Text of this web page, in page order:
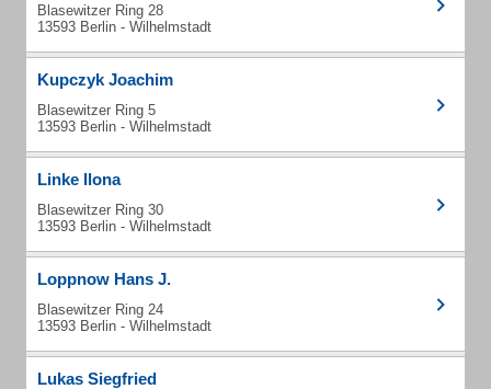
Blasewitzer Ring 28
13593 Berlin - Wilhelmstadt
Kupczyk Joachim
Blasewitzer Ring 5
13593 Berlin - Wilhelmstadt
Linke Ilona
Blasewitzer Ring 30
13593 Berlin - Wilhelmstadt
Loppnow Hans J.
Blasewitzer Ring 24
13593 Berlin - Wilhelmstadt
Lukas Siegfried